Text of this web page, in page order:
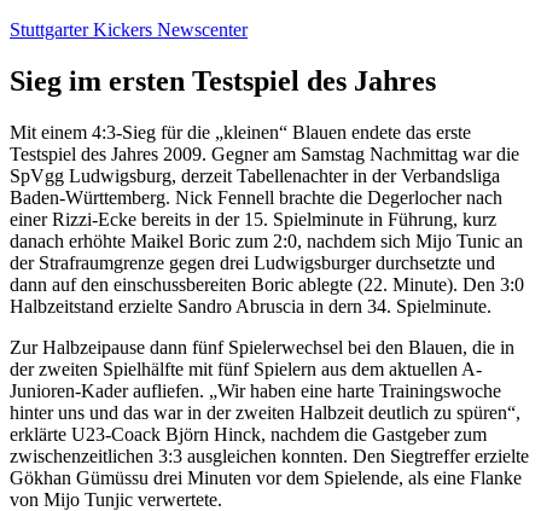
Zum
springen
Stuttgarter Kickers Newscenter
Sieg im ersten Testspiel des Jahres
Mit einem 4:3-Sieg für die „kleinen“ Blauen endete das erste
Testspiel des Jahres 2009. Gegner am Samstag Nachmittag war die
SpVgg Ludwigsburg, derzeit Tabellenachter in der Verbandsliga
Baden-Württemberg. Nick Fennell brachte die Degerlocher nach
einer Rizzi-Ecke bereits in der 15. Spielminute in Führung, kurz
danach erhöhte Maikel Boric zum 2:0, nachdem sich Mijo Tunic an
der Strafraumgrenze gegen drei Ludwigsburger durchsetzte und
dann auf den einschussbereiten Boric ablegte (22. Minute). Den 3:0
Halbzeitstand erzielte Sandro Abruscia in dern 34. Spielminute.
Zur Halbzeipause dann fünf Spielerwechsel bei den Blauen, die in
der zweiten Spielhälfte mit fünf Spielern aus dem aktuellen A-
Junioren-Kader aufliefen. „Wir haben eine harte Trainingswoche
hinter uns und das war in der zweiten Halbzeit deutlich zu spüren“,
erklärte U23-Coack Björn Hinck, nachdem die Gastgeber zum
zwischenzeitlichen 3:3 ausgleichen konnten. Den Siegtreffer erzielte
Gökhan Gümüssu drei Minuten vor dem Spielende, als eine Flanke
von Mijo Tunjic verwertete.